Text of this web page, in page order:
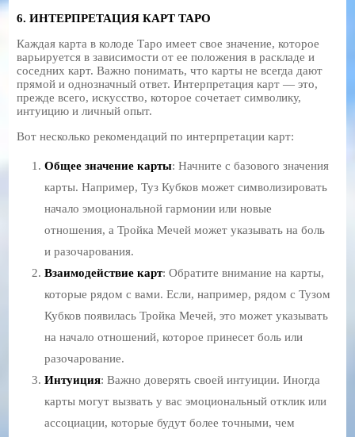
6. ИНТЕРПРЕТАЦИЯ КАРТ ТАРО
Каждая карта в колоде Таро имеет свое значение, которое
варьируется в зависимости от ее положения в раскладе и
соседних карт. Важно понимать, что карты не всегда дают
прямой и однозначный ответ. Интерпретация карт — это,
прежде всего, искусство, которое сочетает символику,
интуицию и личный опыт.
Вот несколько рекомендаций по интерпретации карт:
Общее значение карты: Начните с базового значения
карты. Например, Туз Кубков может символизировать
начало эмоциональной гармонии или новые
отношения, а Тройка Мечей может указывать на боль
и разочарования.
Взаимодействие карт: Обратите внимание на карты,
которые рядом с вами. Если, например, рядом с Тузом
Кубков появилась Тройка Мечей, это может указывать
на начало отношений, которое принесет боль или
разочарование.
Интуиция: Важно доверять своей интуиции. Иногда
карты могут вызвать у вас эмоциональный отклик или
ассоциации, которые будут более точными, чем